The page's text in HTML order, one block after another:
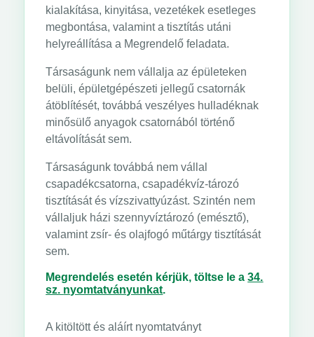
kialakítása, kinyitása, vezetékek esetleges
megbontása, valamint a tisztítás utáni
helyreállítása a Megrendelő feladata.
Társaságunk nem vállalja az épületeken
belüli, épületgépészeti jellegű csatornák
átöblítését, továbbá veszélyes hulladéknak
minősülő anyagok csatornából történő
eltávolítását sem.
Társaságunk továbbá nem vállal
csapadékcsatorna, csapadékvíz-tározó
tisztítását és vízszivattyúzást. Szintén nem
vállaljuk házi szennyvíztározó (emésztő),
valamint zsír- és olajfogó műtárgy tisztítását
sem.
Megrendelés esetén kérjük, töltse le a34.
sz. nyomtatványunkat.
A kitöltött és aláírt nyomtatványt